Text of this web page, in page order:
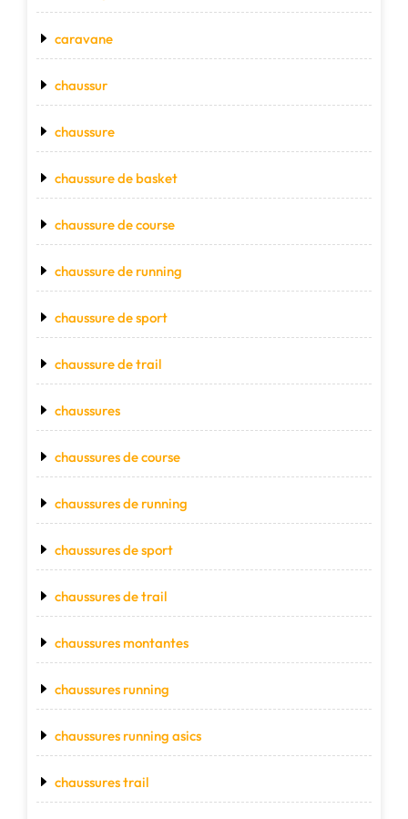
caravane
chaussur
chaussure
chaussure de basket
chaussure de course
chaussure de running
chaussure de sport
chaussure de trail
chaussures
chaussures de course
chaussures de running
chaussures de sport
chaussures de trail
chaussures montantes
chaussures running
chaussures running asics
chaussures trail